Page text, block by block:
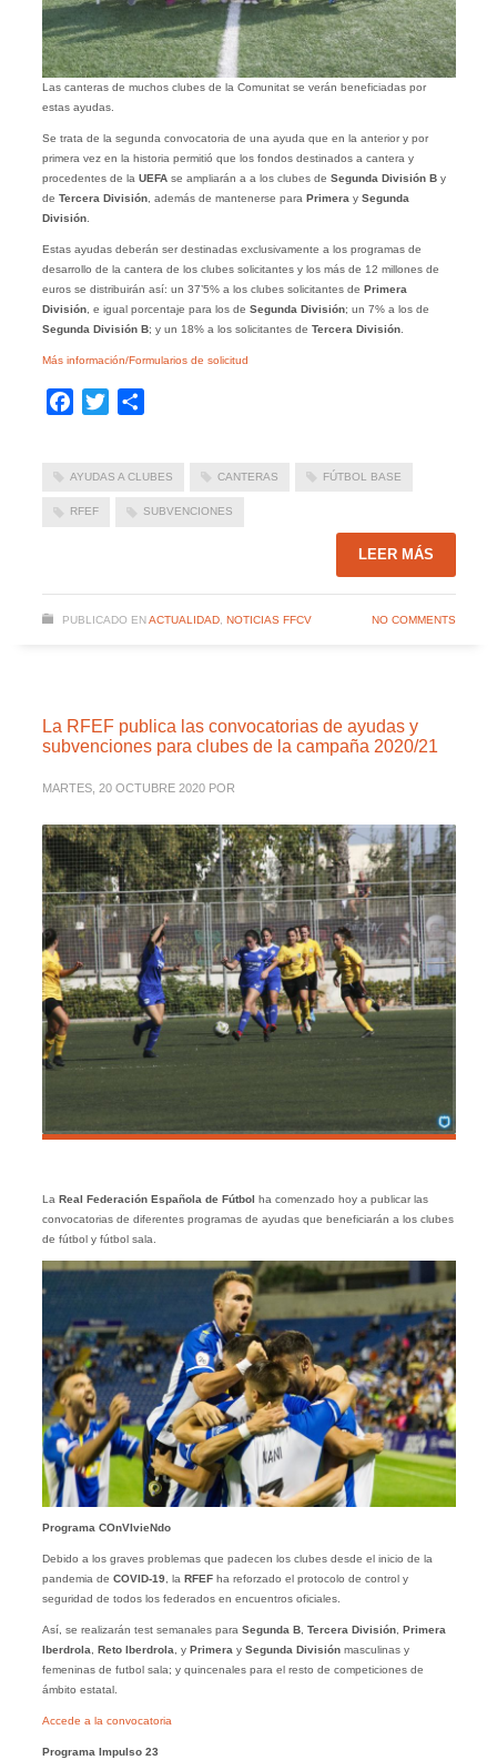
Las canteras de muchos clubes de la Comunitat se verán beneficiadas por
estas ayudas.
Se trata de la segunda convocatoria de una ayuda que en la anterior y por
primera vez en la historia permitió que los fondos destinados a cantera y
procedentes de la UEFAse ampliarán a a los clubes de Segunda División B y
de Tercera División, además de mantenerse para Primera y Segunda
División.
Estas ayudas deberán ser destinadas exclusivamente a los programas de
desarrollo de la cantera de los clubes solicitantes y los más de 12 millones de
euros se distribuirán así: un 37’5% a los clubes solicitantes de Primera
División, e igual porcentaje para los de Segunda División; un 7% a los de
Segunda División B; y un 18% a los solicitantes de Tercera División.
Más información/Formularios de solicitud
Facebook
Twitter
AYUDAS A CLUBES CANTERAS FÚTBOL BASE
RFEF SUBVENCIONES
LEER MÁS
PUBLICADO EN ACTUALIDAD, NOTICIAS FFCV NO COMMENTS
La RFEF publica las convocatorias de ayudas y
subvenciones para clubes de la campaña 2020/21
MARTES, 20 OCTUBRE 2020 POR
La Real Federación Española de Fútbol
ha comenzado hoy a publicar las
convocatorias de diferentes programas de ayudas que beneficiarán a los clubes
de fútbol y fútbol sala.
Programa COnVIvieNdo
Debido a los graves problemas que padecen los clubes desde el inicio de la
pandemia de COVID-19, la RFEFha reforzado el protocolo de control y
seguridad de todos los federados en encuentros oficiales.
Así, se realizarán test semanales para Segunda B, Tercera División, Primera
Iberdrola, Reto Iberdrola, y Primeray Segunda Divisiónmasculinas y
femeninas de futbol sala; y quincenales para el resto de competiciones de
ámbito estatal.
Accede a la convocatoria
Programa Impulso 23